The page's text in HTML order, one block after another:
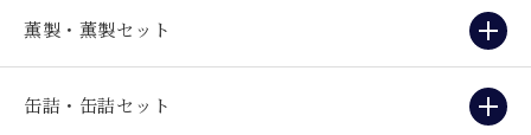
薫製・薫製セット
缶詰・缶詰セット